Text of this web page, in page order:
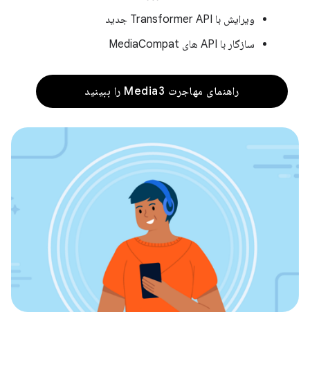
ویرایش با Transformer API جدید
سازگار با API های MediaCompat
راهنمای مهاجرت Media3 را ببینید